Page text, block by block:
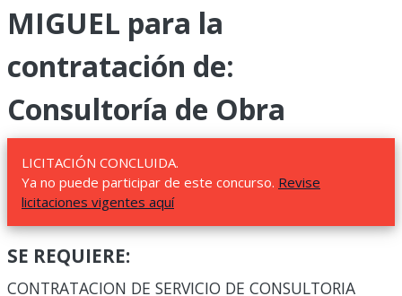
MIGUEL para la
contratación de:
Consultoría de Obra
LICITACIÓN CONCLUIDA.
Ya no puede participar de este concurso. Revise
licitaciones vigentes aquí
SE REQUIERE:
CONTRATACION DE SERVICIO DE CONSULTORIA